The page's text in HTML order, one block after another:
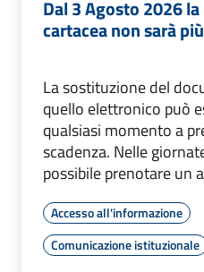
Dal 3 Agosto 2026
cartacea non sarà
La sostituzione del
quello elettronico può
qualsiasi momento a
scadenza. Nelle
possibile prenotare un
Accesso all'informazione
Comunicazione istituzionale